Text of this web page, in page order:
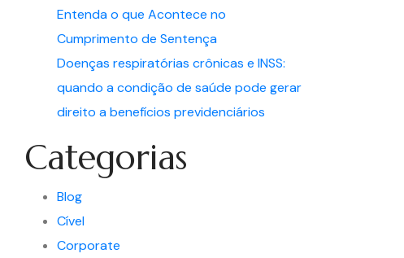
Entenda o que Acontece no
Cumprimento de Sentença
Doenças respiratórias crônicas e INSS:
quando a condição de saúde pode gerar
direito a benefícios previdenciários
Categorias
Blog
Cível
Corporate